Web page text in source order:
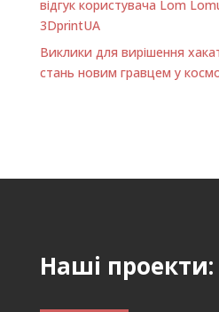
відгук користувача Lom
3DprintUA
Виклики для вирішення
стань новим гравцем у
Наші проекти: